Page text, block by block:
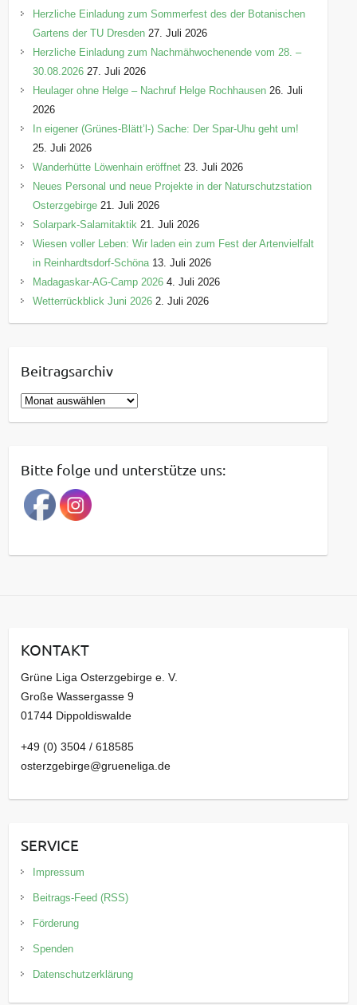
Herzliche Einladung zum Sommerfest des der Botanischen
Gartens der TU Dresden 27. Juli 2026
Herzliche Einladung zum Nachmähwochenende vom 28. –
30.08.2026 27. Juli 2026
Heulager ohne Helge – Nachruf Helge Rochhausen 26. Juli
2026
In eigener (Grünes-Blätt’l-) Sache: Der Spar-Uhu geht um!
25. Juli 2026
Wanderhütte Löwenhain eröffnet 23. Juli 2026
Neues Personal und neue Projekte in der Naturschutzstation
Osterzgebirge 21. Juli 2026
Solarpark-Salamitaktik 21. Juli 2026
Wiesen voller Leben: Wir laden ein zum Fest der Artenvielfalt
in Reinhardtsdorf-Schöna 13. Juli 2026
Madagaskar-AG-Camp 2026 4. Juli 2026
Wetterrückblick Juni 2026 2. Juli 2026
Beitragsarchiv
B
e
r
a
g
a
v
Bitte folge und unterstütze uns:
KONTAKT
Grüne Liga Osterzgebirge e. V.
Große Wassergasse 9
01744 Dippoldiswalde
+49 (0) 3504 / 618585
osterzgebirge@grueneliga.de
SERVICE
Impressum
Beitrags-Feed (RSS)
Förderung
Spenden
Datenschutzerklärung